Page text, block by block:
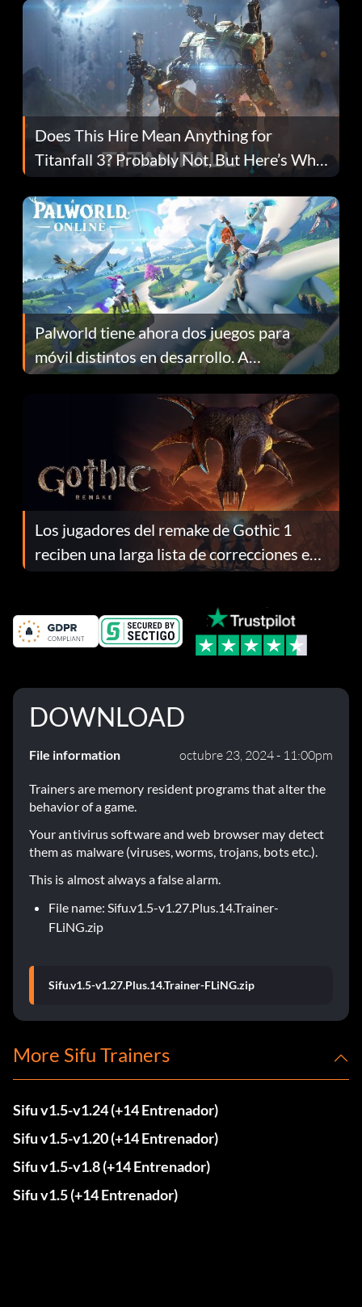
Does This Hire Mean Anything for
Titanfall 3? Probably Not, But Here’s Why
Fans Are Hopeful
Palworld tiene ahora dos juegos para
móvil distintos en desarrollo. A
continuación te explicamos por qué.
Los jugadores del remake de Gothic 1
reciben una larga lista de correcciones en
el parche 1.0.4
DOWNLOAD
File information octubre 23, 2024 - 11:00pm
Trainers are memory resident programs that alter the
behavior of a game.
Your antivirus software and web browser may detect
them as malware (viruses, worms, trojans, bots etc.).
This is almost always a false alarm.
File name: Sifu.v1.5-v1.27.Plus.14.Trainer-
FLiNG.zip
Sifu.v1.5-v1.27.Plus.14.Trainer-FLiNG.zip
More Sifu Trainers
Sifu v1.5-v1.24 (+14 Entrenador)
Sifu v1.5-v1.20 (+14 Entrenador)
Sifu v1.5-v1.8 (+14 Entrenador)
Sifu v1.5 (+14 Entrenador)